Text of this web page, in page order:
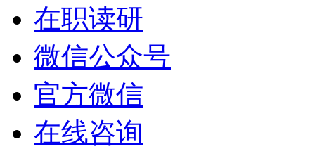
在职读研
微信公众号
官方微信
在线咨询